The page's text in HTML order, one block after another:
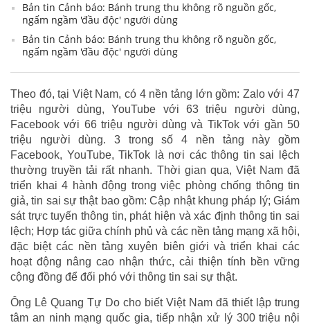
Bản tin Cảnh báo: Bánh trung thu không rõ nguồn gốc,
ngấm ngầm 'đầu độc' người dùng
Bản tin Cảnh báo: Bánh trung thu không rõ nguồn gốc,
ngấm ngầm 'đầu độc' người dùng
Theo đó, tại Việt Nam, có 4 nền tảng lớn gồm: Zalo với 47
triệu người dùng, YouTube với 63 triệu người dùng,
Facebook với 66 triệu người dùng và TikTok với gần 50
triệu người dùng. 3 trong số 4 nền tảng này gồm
Facebook, YouTube, TikTok là nơi các thông tin sai lệch
thường truyền tải rất nhanh. Thời gian qua, Việt Nam đã
triển khai 4 hành động trong việc phòng chống thông tin
giả, tin sai sự thật bao gồm: Cập nhật khung pháp lý; Giám
sát trực tuyến thông tin, phát hiện và xác định thông tin sai
lệch; Hợp tác giữa chính phủ và các nền tảng mạng xã hội,
đặc biệt các nền tảng xuyên biên giới và triển khai các
hoạt động nâng cao nhận thức, cải thiện tính bền vững
cộng đồng để đối phó với thông tin sai sự thật.
Ông Lê Quang Tự Do cho biết Việt Nam đã thiết lập trung
tâm an ninh mạng quốc gia, tiếp nhận xử lý 300 triệu nội